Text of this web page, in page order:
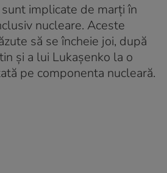
implicate de marți în
nucleare. Aceste
să se încheie joi, după
și a lui Lukașenko la o
pe componenta nucleară.